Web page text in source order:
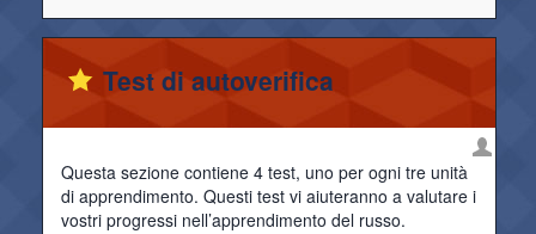
Test di autoverifica
Questa sezione contiene 4 test, uno per ogni tre unità
di apprendimento. Questi test vi aiuteranno a valutare i
vostri progressi nell’apprendimento del russo.